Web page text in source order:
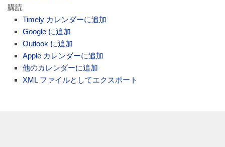
購読
Timely カレンダーに追加
Google に追加
Outlook に追加
Apple カレンダーに追加
他のカレンダーに追加
XML ファイルとしてエクスポート